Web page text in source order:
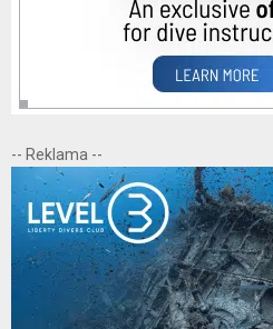
-- Reklama --